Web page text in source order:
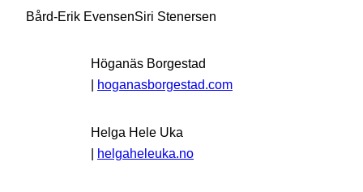
Bård-Erik EvensenSiri Stenersen
Höganäs Borgestad
| hoganasborgestad.com
Helga Hele Uka
| helgaheleuka.no